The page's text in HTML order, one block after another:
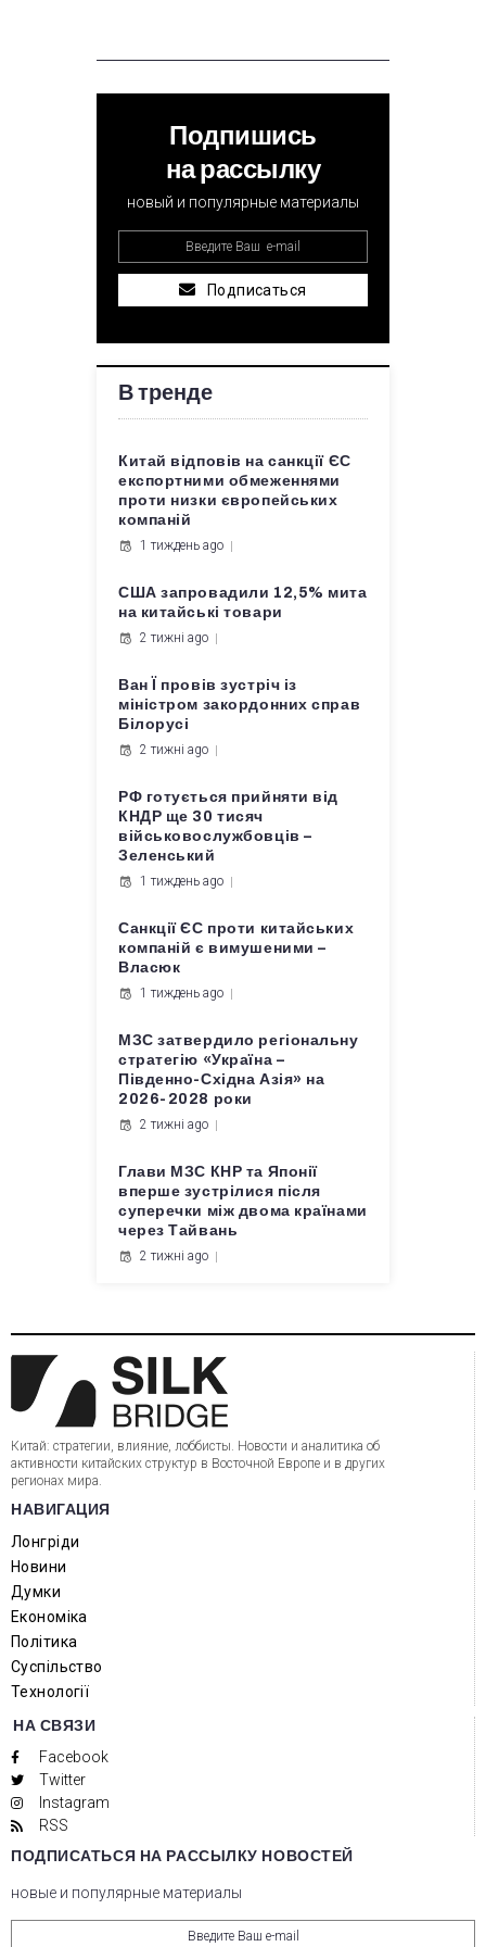
Подпишись
на рассылку
новый и популярные материалы
Подписаться
В тренде
Китай відповів на санкції ЄС
експортними обмеженнями
проти низки європейських
компаній
1 тиждень ago
США запровадили 12,5% мита
на китайські товари
2 тижні ago
Ван Ї провів зустріч із
міністром закордонних справ
Білорусі
2 тижні ago
РФ готується прийняти від
КНДР ще 30 тисяч
військовослужбовців –
Зеленський
1 тиждень ago
Санкції ЄС проти китайських
компаній є вимушеними –
Власюк
1 тиждень ago
МЗС затвердило регіональну
стратегію «Україна –
Південно-Східна Азія» на
2026-2028 роки
2 тижні ago
Глави МЗС КНР та Японії
вперше зустрілися після
суперечки між двома країнами
через Тайвань
2 тижні ago
Китай: стратегии, влияние, лоббисты. Новости и аналитика об
активности китайских структур в Восточной Европе и в других
регионах мира.
НАВИГАЦИЯ
Лонгріди
Новини
Думки
Економіка
Політика
Суспільство
Технології
НА СВЯЗИ
Facebook
Twitter
Instagram
RSS
ПОДПИСАТЬСЯ НА РАССЫЛКУ НОВОСТЕЙ
новые и популярные материалы